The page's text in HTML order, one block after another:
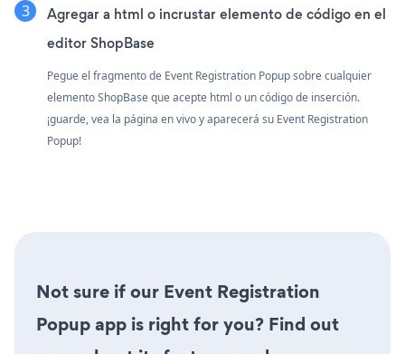
Agregar a html o incrustar elemento de código en el
editor ShopBase
Pegue el fragmento de Event Registration Popup sobre cualquier
elemento ShopBase que acepte html o un código de inserción.
¡guarde, vea la página en vivo y aparecerá su Event Registration
Popup!
Not sure if our Event Registration
Popup app is right for you? Find out